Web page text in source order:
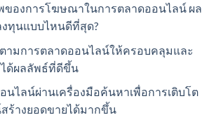
องการโฆษณาในการตลาดออนไลน์ ผล
ทุนแบบไหนดีที่สุด?
ามการตลาดออนไลน์ให้ครอบคลุมและ
ด้ผลลัพธ์ที่ดีขึ้น
นไลน์ผ่านเครื่องมือค้นหาเพื่อการเติบโต
ร้างยอดขายได้มากขึ้น